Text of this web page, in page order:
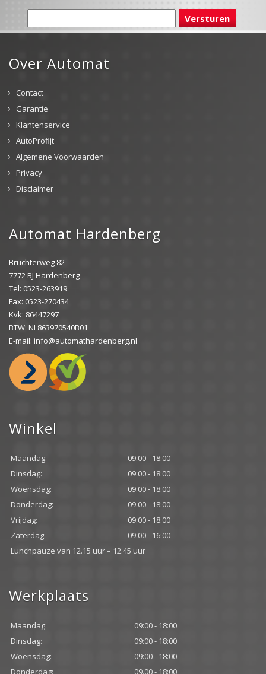
Over Automat
Contact
Garantie
Klantenservice
AutoProfijt
Algemene Voorwaarden
Privacy
Disclaimer
Automat Hardenberg
Bruchterweg 82
7772 BJ Hardenberg
Tel: 0523-263919
Fax: 0523-270434
Kvk: 86447297
BTW: NL863970540B01
E-mail: info@automathardenberg.nl
Winkel
Maandag:
09:00 - 18:00
Dinsdag:
09:00 - 18:00
Woensdag:
09:00 - 18:00
Donderdag:
09.00 - 18:00
Vrijdag:
09:00 - 18:00
Zaterdag:
09:00 - 16:00
Lunchpauze van 12.15 uur – 12.45 uur
Werkplaats
Maandag:
09:00 - 18:00
Dinsdag:
09:00 - 18:00
Woensdag:
09:00 - 18:00
Donderdag:
09.00 - 18:00